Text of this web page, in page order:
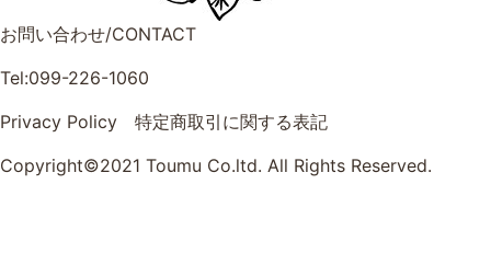
お問い合わせ/CONTACT
Tel:099-226-1060
Privacy Policy
特定商取引に関する表記
Copyright©2021 Toumu Co.ltd. All Rights Reserved.